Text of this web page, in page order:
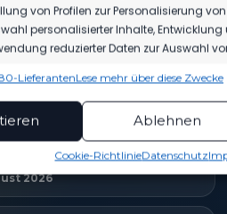
von Profilen zur Personalisierung
personalisierter Inhalte,
reduzierter Daten zur Auswahl
Kombination von Daten aus
Endgeräte, Identifikation von
übermittelter Informationen.
der Sicherheit, Verhinderung
von Betrug und
LieferantenLese mehr über diese Zwecke
Ablehnen
Cookie-RichtlinieDatenschutz
NACHRICHTEN
WECHSELT ZU GERMANIA
2026